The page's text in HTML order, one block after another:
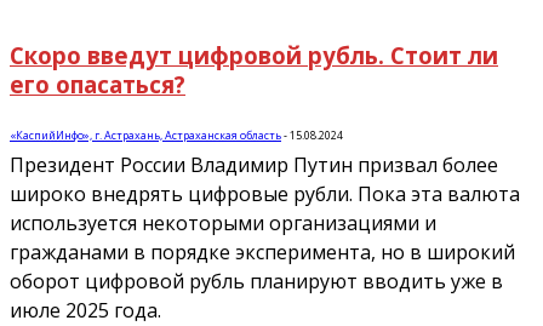
Скоро введут цифровой рубль. Стоит ли
его опасаться?
«КаспийИнфо», г. Астрахань, Астраханская область-15.08.2024
Президент России Владимир Путин призвал более
широко внедрять цифровые рубли. Пока эта валюта
используется некоторыми организациями и
гражданами в порядке эксперимента, но в широкий
оборот цифровой рубль планируют вводить уже в
июле 2025 года.